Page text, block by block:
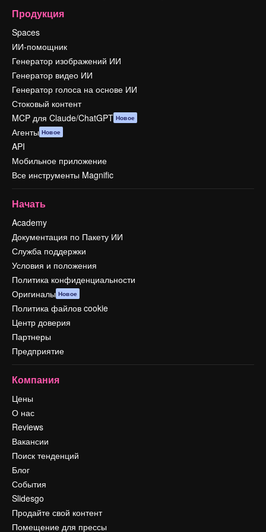
Продукция
Spaces
ИИ-помощник
Генератор изображений ИИ
Генератор видео ИИ
Генератор голоса на основе ИИ
Стоковый контент
MCP для Claude/ChatGPT Новое
Агенты Новое
API
Мобильное приложение
Все инструменты Magnific
Начать
Academy
Документация по Пакету ИИ
Служба поддержки
Условия и положения
Политика конфиденциальности
Оригиналы Новое
Политика файлов cookie
Центр доверия
Партнеры
Предприятие
Компания
Цены
О нас
Reviews
Вакансии
Поиск тенденций
Блог
События
Slidesgo
Продайте свой контент
Помещение для прессы